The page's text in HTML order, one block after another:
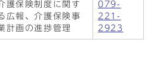
護保険制度に関す
広報、介護保険事
計画の進捗管理
079-
221-
2923